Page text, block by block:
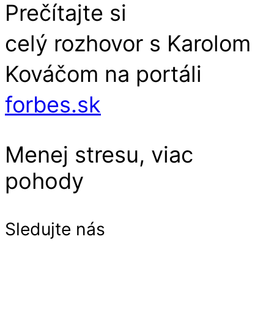
Prečítajte si
celý rozhovor s Karolom
Kováčom na portáli
forbes.sk
Menej stresu, viac
pohody
Sledujte nás